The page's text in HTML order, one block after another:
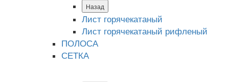
Назад
Лист горячекатаный
Лист горячекатаный рифленый
ПОЛОСА
СЕТКА